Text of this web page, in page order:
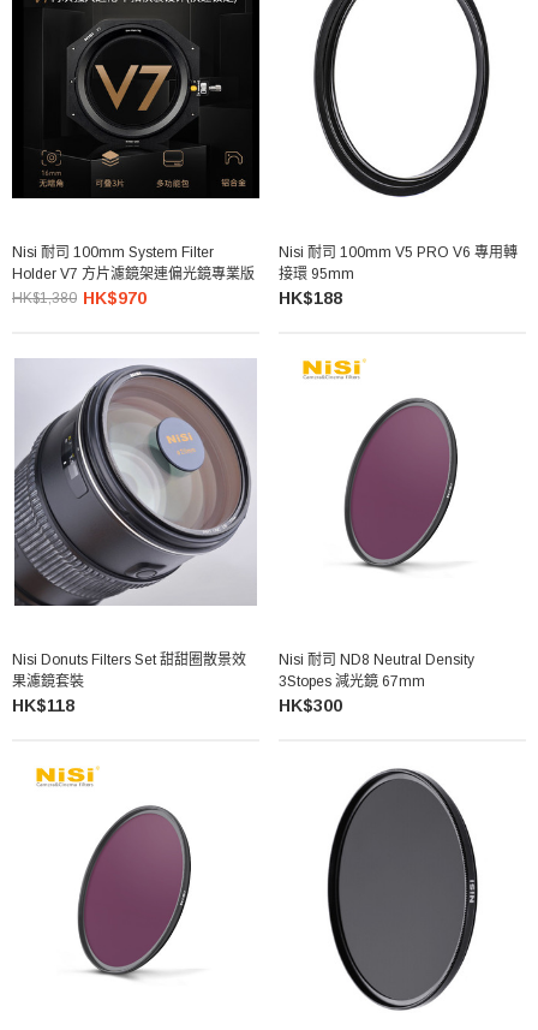
Nisi 耐司 100mm System Filter
Holder V7 方片濾鏡架連偏光鏡專業版
HK$1,380 HK$970
Nisi 耐司 100mm V5 PRO V6 專用轉
接環 95mm
HK$188
Nisi Donuts Filters Set 甜甜圈散景效
果濾鏡套裝
HK$118
Nisi 耐司 ND8 Neutral Density
3Stopes 減光鏡 67mm
HK$300